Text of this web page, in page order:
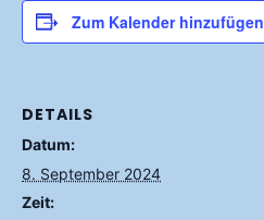
Zum Kalender hinzufügen
DETAILS
Datum:
8. September 2024
Zeit: